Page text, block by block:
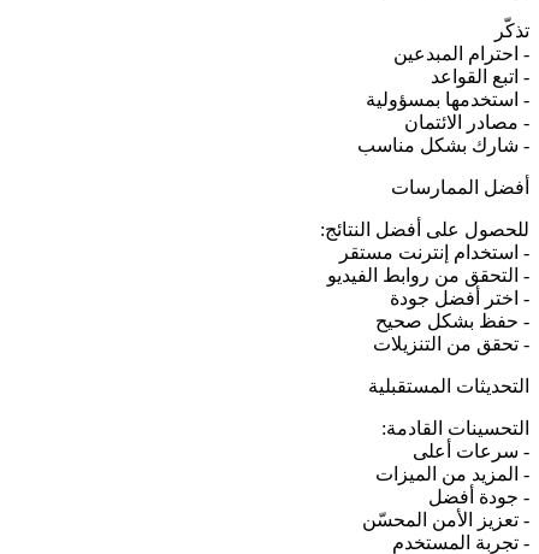
تذكّر
- احترام المبدعين
- اتبع القواعد
- استخدمها بمسؤولية
- مصادر الائتمان
- شارك بشكل مناسب
أفضل الممارسات
للحصول على أفضل النتائج:
- استخدام إنترنت مستقر
- التحقق من روابط الفيديو
- اختر أفضل جودة
- حفظ بشكل صحيح
- تحقق من التنزيلات
التحديثات المستقبلية
التحسينات القادمة:
- سرعات أعلى
- المزيد من الميزات
- جودة أفضل
- تعزيز الأمن المحسّن
- تجربة المستخدم